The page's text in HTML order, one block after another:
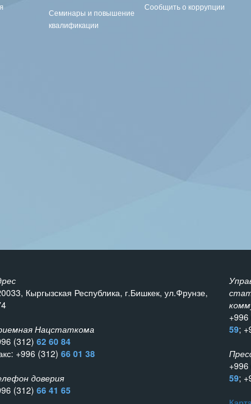
Семинары и повышение
квалификации
Сообщить о коррупции
Кыргызская Республика, г.Бишкек, ул.Фрунзе,
Нацстаткома
(312) 62 60 84
+996 (312) 66 01 38
доверия
(312) 66 41 65
59;
59;